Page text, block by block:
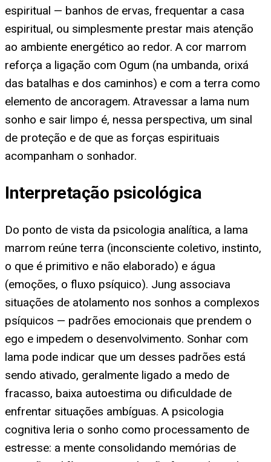
espiritual — banhos de ervas, frequentar a casa
espiritual, ou simplesmente prestar mais atenção
ao ambiente energético ao redor. A cor marrom
reforça a ligação com Ogum (na umbanda, orixá
das batalhas e dos caminhos) e com a terra como
elemento de ancoragem. Atravessar a lama num
sonho e sair limpo é, nessa perspectiva, um sinal
de proteção e de que as forças espirituais
acompanham o sonhador.
Interpretação psicológica
Do ponto de vista da psicologia analítica, a lama
marrom reúne terra (inconsciente coletivo, instinto,
o que é primitivo e não elaborado) e água
(emoções, o fluxo psíquico). Jung associava
situações de atolamento nos sonhos a complexos
psíquicos — padrões emocionais que prendem o
ego e impedem o desenvolvimento. Sonhar com
lama pode indicar que um desses padrões está
sendo ativado, geralmente ligado a medo de
fracasso, baixa autoestima ou dificuldade de
enfrentar situações ambíguas. A psicologia
cognitiva leria o sonho como processamento de
estresse: a mente consolidando memórias de